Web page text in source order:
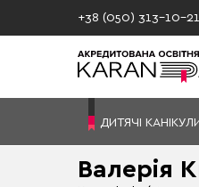
+38 (050) 313–10-21
ДИТЯЧІ
Валерія